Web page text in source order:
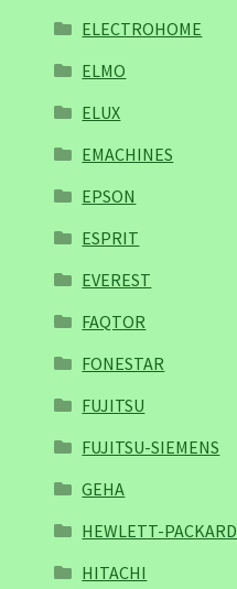
ELECTROHOME
ELMO
ELUX
EMACHINES
EPSON
ESPRIT
EVEREST
FAQTOR
FONESTAR
FUJITSU
FUJITSU-SIEMENS
GEHA
HEWLETT-PACKARD
HITACHI